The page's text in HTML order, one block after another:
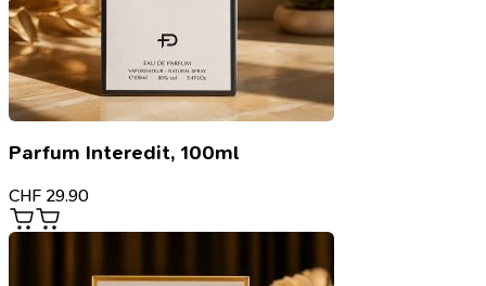
Parfum Interedit, 100ml
CHF 29.90